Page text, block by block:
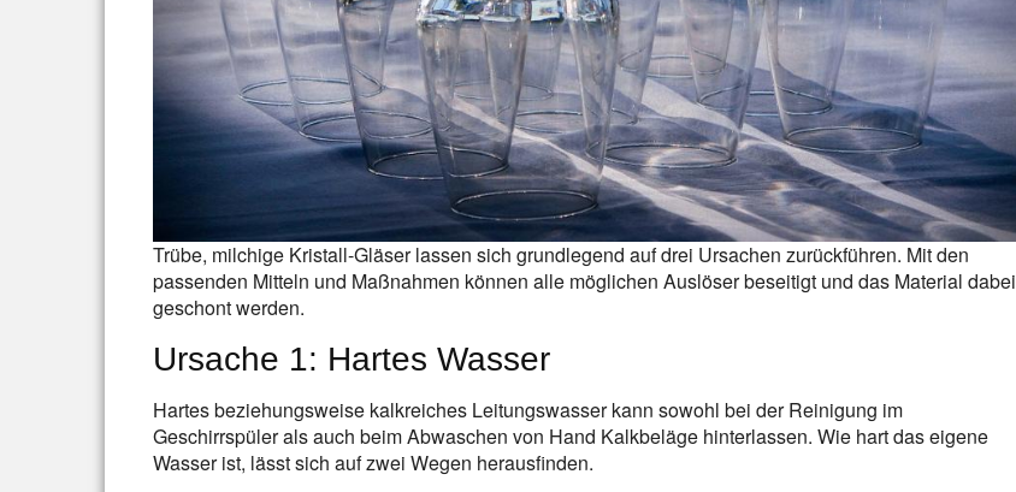
Trübe, milchige Kristall-Gläser lassen sich grundlegend auf drei Ursachen zurückführen. Mit den
passenden Mitteln und Maßnahmen können alle möglichen Auslöser beseitigt und das Material dabei
geschont werden.
Ursache 1: Hartes Wasser
Hartes beziehungsweise kalkreiches Leitungswasser kann sowohl bei der Reinigung im
Geschirrspüler als auch beim Abwaschen von Hand Kalkbeläge hinterlassen. Wie hart das eigene
Wasser ist, lässt sich auf zwei Wegen herausfinden.